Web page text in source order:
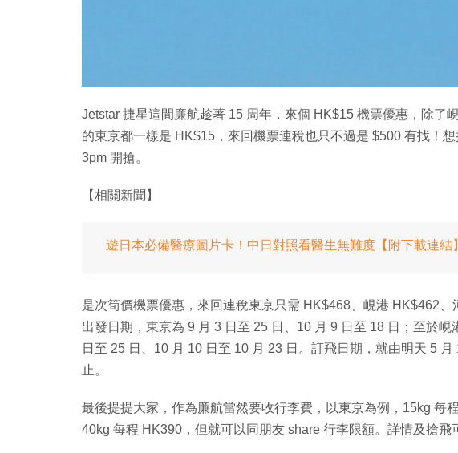
Jetstar 捷星這間廉航趁著 15 周年，來個 HK$15 機票優惠，除了
的東京都一樣是 HK$15，來回機票連稅也只不過是 $500 有找！
3pm 開搶。
【相關新聞】
遊日本必備醫療圖片卡！中日對照看醫生無難度【附下載連結】
是次筍價機票優惠，來回連稅東京只需 HK$468、峴港 HK$462
出發日期，東京為 9 月 3 日至 25 日、10 月 9 日至 18 日；至於
日至 25 日、10 月 10 日至 10 月 23 日。訂飛日期，就由明天 5
止。
最後提提大家，作為廉航當然要收行李費，以東京為例，15kg 每
40kg 每程 HK390，但就可以同朋友 share 行李限額。詳情及搶飛